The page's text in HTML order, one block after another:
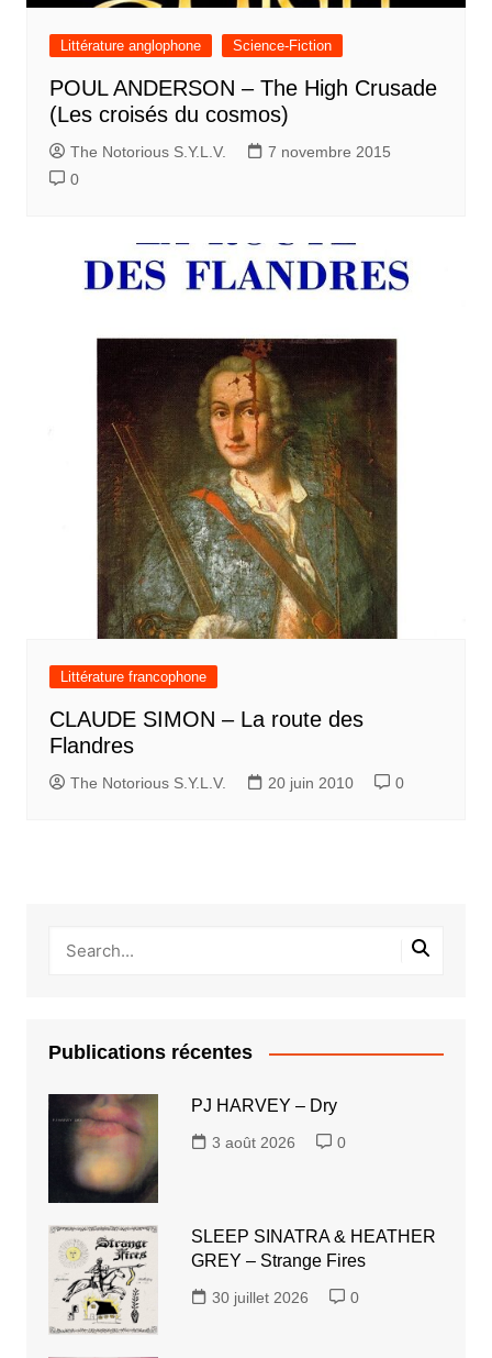
Littérature anglophone Science-Fiction
POUL ANDERSON – The High Crusade
(Les croisés du cosmos)
The Notorious S.Y.L.V.
7 novembre 2015
0
Littérature francophone
CLAUDE SIMON – La route des
Flandres
The Notorious S.Y.L.V. 20 juin 2010 0
Publications récentes
PJ HARVEY – Dry
3 août 2026 0
SLEEP SINATRA & HEATHER
GREY – Strange Fires
30 juillet 2026 0